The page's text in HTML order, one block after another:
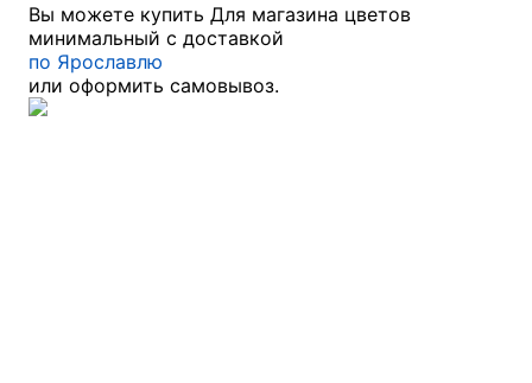
Вы можете купить Для магазина цветов
минимальный с доставкой
по Ярославлю
или оформить самовывоз.